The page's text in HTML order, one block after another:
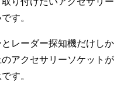
す。
レーダー探知機だけしか
アクセサリーソケットが
す。